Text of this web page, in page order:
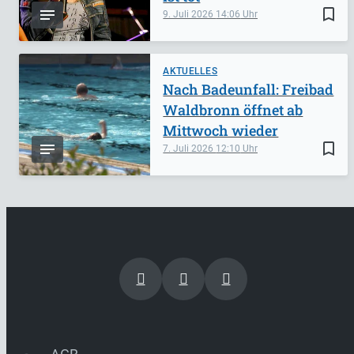
bookmark_border
9. Juli 2026 14:06
AKTUELLES
bookmark_border
7. Juli 2026 12:10
Nach Badeunfall: Freibad
Waldbronn öffnet ab
Mittwoch wieder